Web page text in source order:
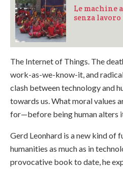
Le machine
senza
The Internet of Things. The
work-as-we-know-it, and
clash between technology and
towards us. What moral values
for—before being human alters
Gerd Leonhard is a new kind of
humanities as much as in
provocative book to date, he